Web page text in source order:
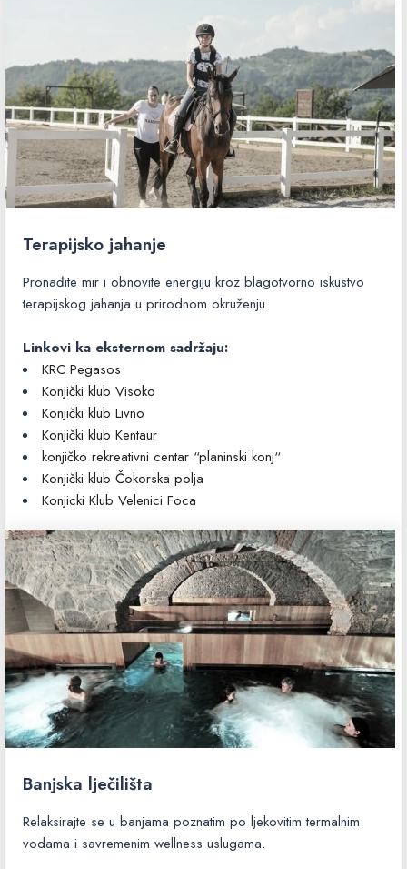
Terapijsko jahanje
Pronađite mir i obnovite energiju kroz blagotvorno iskustvo
terapijskog jahanja u prirodnom okruženju.
Linkovi ka eksternom sadržaju:
KRC Pegasos
Konjički klub Visoko
Konjički klub Livno
Konjički klub Kentaur
konjičko rekreativni centar “planinski konj“
Konjički klub Čokorska polja
Konjicki Klub Velenici Foca
Banjska lječilišta
Relaksirajte se u banjama poznatim po ljekovitim termalnim
vodama i savremenim wellness uslugama.